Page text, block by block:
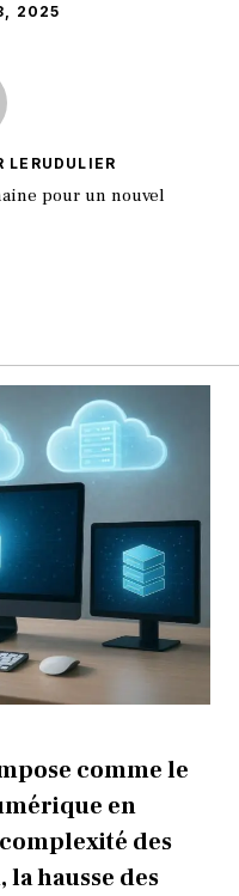
2025
LERUDULIER
pour un nouvel
comme le
en
des
hausse des